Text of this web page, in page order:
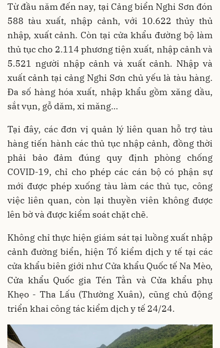
Từ đầu năm đến nay, tại Cảng biển Nghi Sơn đón
588 tàu xuất, nhập cảnh, với 10.622 thủy thủ
nhập, xuất cảnh. Còn tại cửa khẩu đường bộ làm
thủ tục cho 2.114 phương tiện xuất, nhập cảnh và
5.521 người nhập cảnh và xuất cảnh. Nhập và
xuất cảnh tại cảng Nghi Sơn chủ yếu là tàu hàng.
Đa số hàng hóa xuất, nhập khẩu gồm xăng dầu,
sắt vụn, gỗ dăm, xi măng…
Tại đây, các đơn vị quản lý liên quan hỗ trợ tàu
hàng tiến hành các thủ tục nhập cảnh, đồng thời
phải bảo đảm đúng quy định phòng chống
COVID-19, chỉ cho phép các cán bộ có phận sự
mới được phép xuống tàu làm các thủ tục, công
việc liên quan, còn lại thuyền viên không được
lên bờ và được kiểm soát chặt chẽ.
Không chỉ thực hiện giám sát tại luồng xuất nhập
cảnh đường biển, hiện Tổ kiểm dịch y tế tại các
cửa khẩu biên giới như Cửa khẩu Quốc tế Na Mèo,
Cửa khẩu Quốc gia Tén Tằn và Cửa khẩu phụ
Khẹo - Tha Lấu (Thường Xuân), cũng chủ động
triển khai công tác kiểm dịch y tế 24/24.